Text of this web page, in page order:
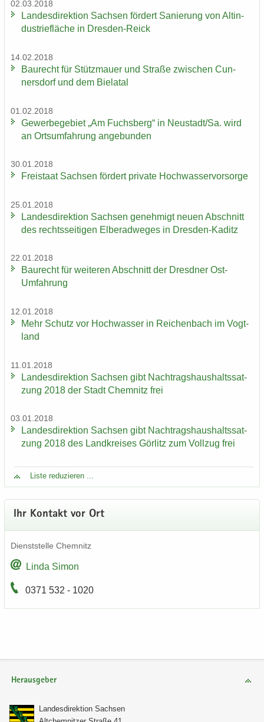
02.03.2018
Lan­des­di­rek­ti­on Sach­sen för­dert Sa­nie­rung von Alt­in­
dus­trie­flä­che in Dresden-​Reick
14.02.2018
Bau­recht für Stütz­mau­er und Stra­ße zwi­schen Cun­
ners­dorf und dem Bie­la­tal
01.02.2018
Ge­wer­be­ge­biet „Am Fuchs­berg“ in Neu­stadt/Sa. wird
an Orts­um­fah­rung an­ge­bun­den
30.01.2018
Frei­staat Sach­sen för­dert pri­va­te Hoch­was­ser­vor­sor­ge
25.01.2018
Lan­des­di­rek­ti­on Sach­sen ge­neh­migt neuen Ab­schnitt
des rechts­sei­ti­gen El­be­rad­we­ges in Dresden-​Kaditz
22.01.2018
Bau­recht für wei­te­ren Ab­schnitt der Dresd­ner Ost-​
Umfahrung
12.01.2018
Mehr Schutz vor Hoch­was­ser in Rei­chen­bach im Vogt­
land
11.01.2018
Lan­des­di­rek­ti­on Sach­sen gibt Nach­trags­haus­halts­sat­
zung 2018 der Stadt Chem­nitz frei
03.01.2018
Lan­des­di­rek­ti­on Sach­sen gibt Nach­trags­haus­halts­sat­
zung 2018 des Land­krei­ses Gör­litz zum Voll­zug frei
Liste re­du­zie­ren ...
Ihr Kon­takt vor Ort
Dienst­stel­le Chem­nitz
Linda Simon
0371 532 - 1020
Herausgeber
Lan­des­di­rek­ti­on Sach­sen